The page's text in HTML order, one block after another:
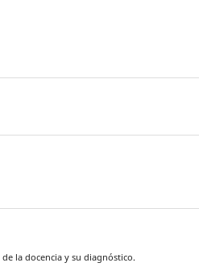
la docencia y su diagnóstico.